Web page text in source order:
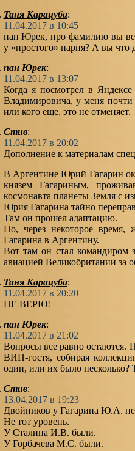
Таня Карацуба:
11.04.2017 в 10:45
пан Юрек, про фамилию вы
у «простого» парня? А вы что
пан Юрек:
11.04.2017 в 13:07
Когда я посмотрел в
Владимировича, у меня почти
или кого еще, это не отменяет.
Стив:
11.04.2017 в 20:02
Дополнение к материалам
В Аргентине Юрий Гагарин
князем Гагариным,
космонавта планеты Земля с
Юрия Гагарина тайно
Там он прошел адаптацию.
Но, через некоторое
Гагарина в Аргентину.
Вот там он стал командиром
авиацией Великобритании за
Таня Карацуба:
11.04.2017 в 20:20
НЕ ВЕРЮ!
пан Юрек:
11.04.2017 в 21:02
Вопросы все равно остаются.
ВИП-гостя, собирая
один, или их было несколько?
Стив:
13.04.2017 в 19:23
Двойников у Гагарина Ю.А.
Не тот уровень.
У Сталина И.В. были.
У Горбачева М.С. были.